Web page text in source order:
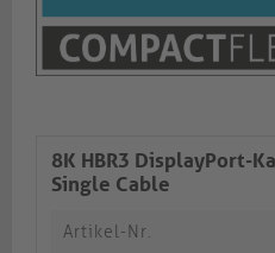
8K HBR3 DisplayPort-
Single Cable​​​​​​​​​​​​​​
Artikel-Nr.